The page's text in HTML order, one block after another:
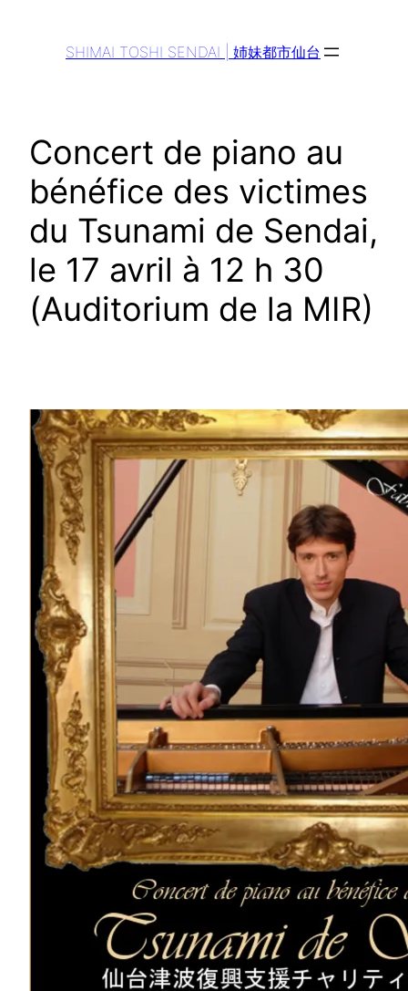
SHIMAI TOSHI SENDAI | 姉妹都市仙台
Concert de piano au
bénéfice des victimes
du Tsunami de Sendai,
le 17 avril à 12 h 30
(Auditorium de la MIR)